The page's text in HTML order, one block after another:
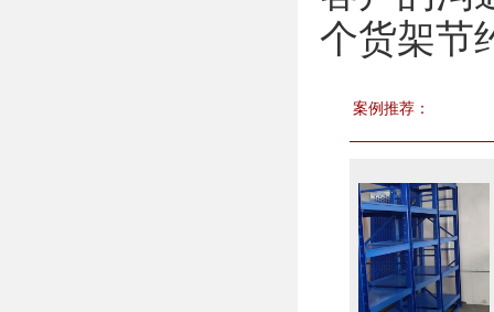
个货架节
案例推荐：